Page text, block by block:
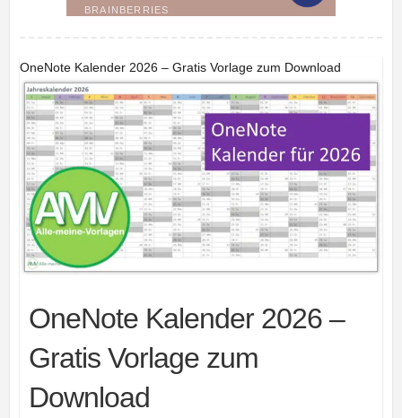
OneNote Kalender 2026 – Gratis Vorlage zum Download
OneNote Kalender 2026 –
Gratis Vorlage zum
Download